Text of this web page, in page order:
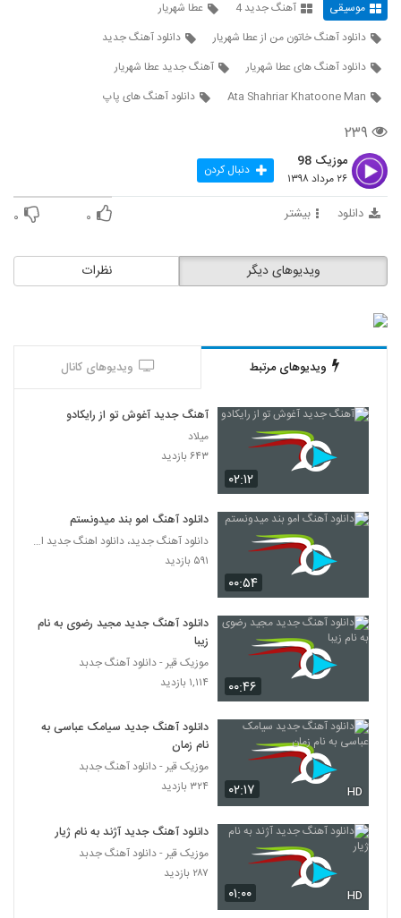
5704
۲۳۱ بازدید
از ویلسون
۶۳۶ بازدید
5707
دانلود آهنگ شل تکون (به همراه تیک تاک) از
۲۶۰ بازدید
موزیک زیبای یه بار (به همراه شایع) از یاسین
ترکی
دانلود آهنگ جدید و زیبای شایع با نام یه بار
(به همراه یاسین ترکی)
۳۸۲ بازدید
Rich A Bache Shir Ba Maghze Pir
5713
دانلود آهنگ کنیس بچه شیر با مغز پیر (به
همراه ریچ ای)
آهنگ من از دانیال هروی(پاپ)
5715
دانلود آهنگ رسام امراللهی تکرار
۲۵۲ بازدید
آهنگ صد درصد از کامیار(پاپ)
فرزاد کیانی آهنگ شاخه نبات
موسیقی آهنگ جدید 4
عطا شهریار
دانلود آهنگ خاتون من از عطا شهریار
دانلود آهنگ جدید
دانلود آهنگ های عطا شهریار
آهنگ جدید عطا شهریار
Ata Shahriar Khatoone Man
دانلود آهنگ های پاپ
۲۳۹
موزیک 98
۲۶ مرداد ۱۳۹۸ دنبال کردن
دانلود بیشتر ۰ ۰
نظرات ویدیوهای دیگر
ویدیوهای مرتبط ویدیوهای کانال
۰۲:۱۲
آهنگ جدید آغوش تو از رایکادو
میلاد
۶۴۳ بازدید
۰۰:۵۴
دانلود آهنگ امو بند میدونستم
دانلود آهنگ جدید، دانلود اهنگ جدید ایرانی
۵۹۱ بازدید
۰۰:۴۶
دانلود آهنگ جدید مجید رضوی به نام
زیبا
موزیک قیر - دانلود آهنگ جدبد
۱,۱۱۴ بازدید
۰۲:۱۷ HD
دانلود آهنگ جدید سیامک عباسی به
نام زمان
موزیک قیر - دانلود آهنگ جدبد
۳۲۴ بازدید
۰۱:۰۰ HD
دانلود آهنگ جدید آژند به نام ژیار
موزیک قیر - دانلود آهنگ جدبد
۲۸۷ بازدید